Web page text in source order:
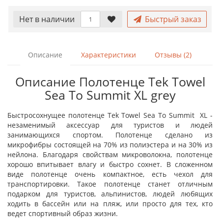
Нет в наличии Быстрый заказ
Описание Характеристики Отзывы (2)
Описание Полотенце Tek Towel
Sea To Summit XL grey
Быстросохнущее полотенце Tek Towel Sea To Summit XL -
незаменимый аксессуар для туристов и людей
занимающихся спортом. Полотенце сделано из
микрофибры состоящей на 70% из полиэстера и на 30% из
нейлона. Благодаря свойствам микроволокна, полотенце
хорошо впитывает влагу и быстро сохнет. В сложенном
виде полотенце очень компактное, есть чехол для
транспортировки. Такое полотенце станет отличным
подарком для туристов, альпинистов, людей любящих
ходить в бассейн или на пляж, или просто для тех, кто
ведет спортивный образ жизни.